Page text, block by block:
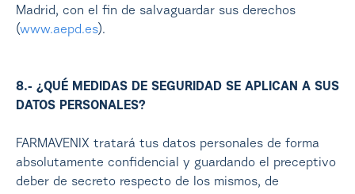
Madrid, con el fin de salvaguardar sus derechos
(www.aepd.es).
8.- ¿QUÉ MEDIDAS DE SEGURIDAD SE APLICAN A SUS
DATOS PERSONALES?
FARMAVENIX tratará tus datos personales de forma
absolutamente confidencial y guardando el preceptivo
deber de secreto respecto de los mismos, de